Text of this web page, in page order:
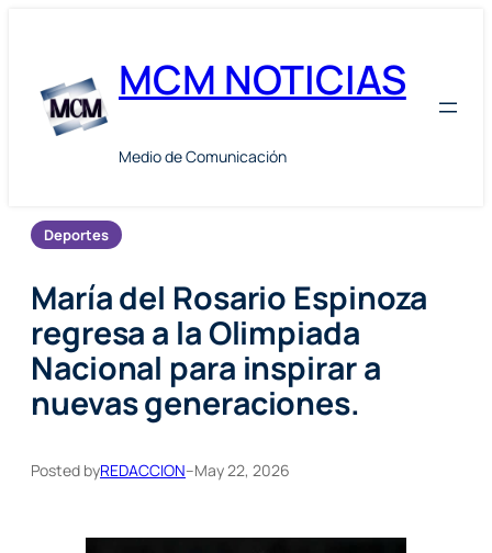
content
MCM NOTICIAS
Medio de Comunicación
Deportes
María del Rosario Espinoza
regresa a la Olimpiada
Nacional para inspirar a
nuevas generaciones.
Posted byREDACCION–May 22, 2026